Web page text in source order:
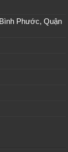
Phước, Quận